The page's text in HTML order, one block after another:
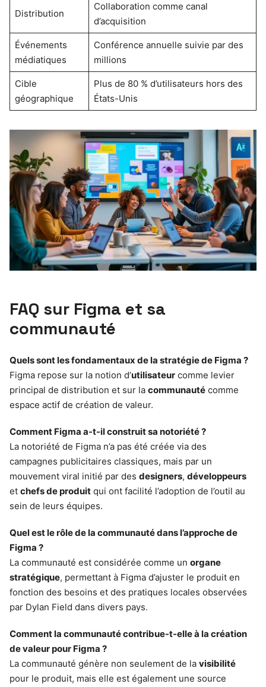
Distribution
Collaboration comme canal
d’acquisition
Événements
médiatiques
Conférence annuelle suivie par des
millions
Cible
géographique
Plus de 80 % d’utilisateurs hors des
États-Unis
FAQ sur Figma et sa
communauté
Quels sont les fondamentaux de la stratégie de Figma ?
Figma repose sur la notion d’utilisateur comme levier
principal de distribution et sur la communauté comme
espace actif de création de valeur.
Comment Figma a-t-il construit sa notoriété ?
La notoriété de Figma n’a pas été créée via des
campagnes publicitaires classiques, mais par un
mouvement viral initié par des designers, développeurs
et chefs de produit qui ont facilité l’adoption de l’outil au
sein de leurs équipes.
Quel est le rôle de la communauté dans l’approche de
Figma ?
La communauté est considérée comme un organe
stratégique, permettant à Figma d’ajuster le produit en
fonction des besoins et des pratiques locales observées
par Dylan Field dans divers pays.
Comment la communauté contribue-t-elle à la création
de valeur pour Figma ?
La communauté génère non seulement de la visibilité
pour le produit, mais elle est également une source